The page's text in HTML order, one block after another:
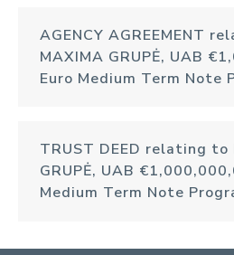
MŪSŲ KLIENTAI
MŪSŲ APLINKA
MŪSŲ BENDRUOMENĖS
Emisija
AGENCY AGREEMENT
MAXIMA GRUPĖ, UAB
Euro Medium Term Note
TRUST DEED relating to
GRUPĖ, UAB
Medium Term Note